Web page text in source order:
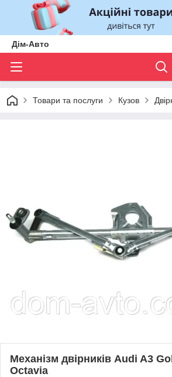
Дім-Авто
Товари та послуги Кузов
Механізм двірників Audi A3
Octavia